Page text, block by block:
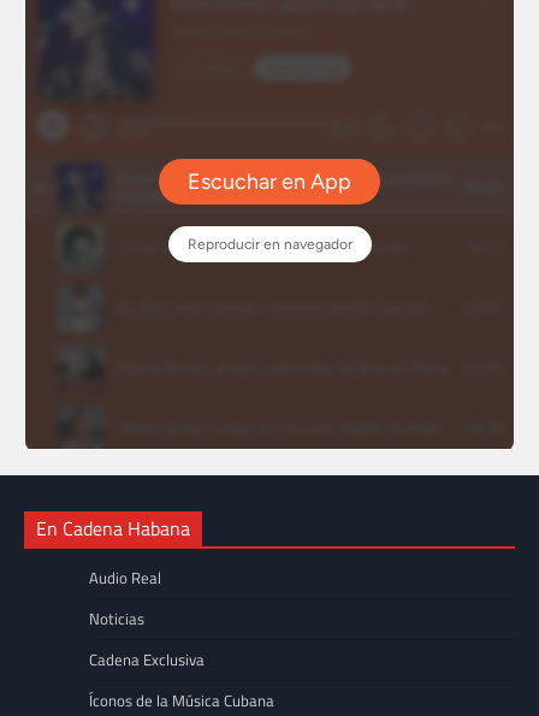
En Cadena Habana
Audio Real
Noticias
Cadena Exclusiva
Íconos de la Música Cubana